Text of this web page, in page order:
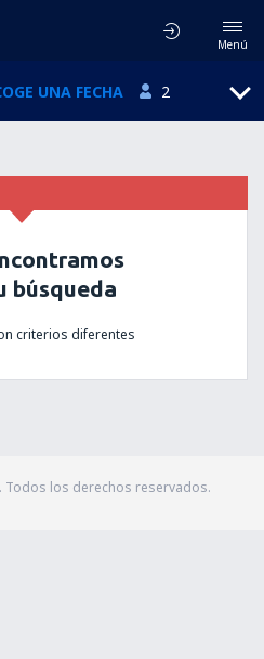
Menú
UNA FECHA 2
búsqueda
criterios diferentes
los derechos reservados.